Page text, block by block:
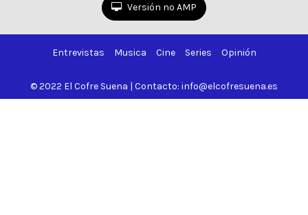
Versión no AMP
Entrevistas Musica Cine Series Opinión
© 2022 El Cofre Suena | Contacto: info@elcofresuena.es